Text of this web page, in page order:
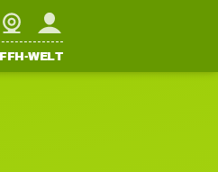
WebcamMein FFH
FFH-WELT